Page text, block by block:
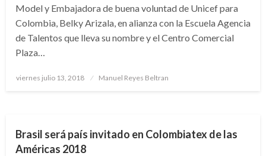
Model y Embajadora de buena voluntad de Unicef para
Colombia, Belky Arizala, en alianza con la Escuela Agencia
de Talentos que lleva su nombre y el Centro Comercial
Plaza…
Publicado
viernes julio 13, 2018 Manuel Reyes Beltran
Brasil será país invitado en Colombiatex de las
Américas 2018